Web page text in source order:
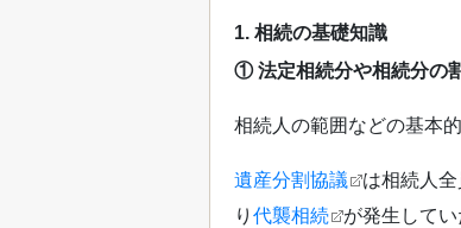
1. 相続の基礎知識
① 法定相続分や相続分の
相続人の範囲などの基本的
遺産分割協議
は相続人
り 代襲相続
が発生して